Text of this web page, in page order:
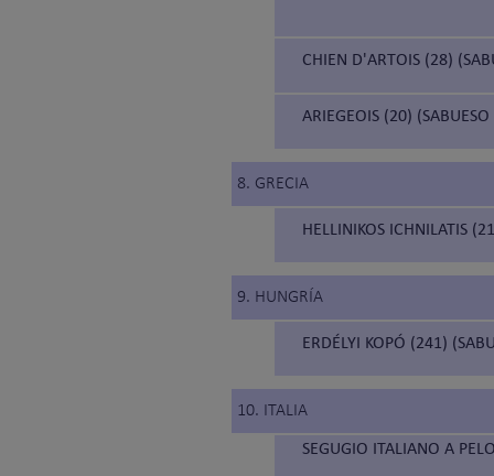
CHIEN D'ARTOIS (28)
ARIEGEOIS (20)
8. GRECIA
HELLINIKOS ICHNILATIS
9. HUNGRÍA
ERDÉLYI KOPÓ (241)
10. ITALIA
SEGUGIO ITALIANO A